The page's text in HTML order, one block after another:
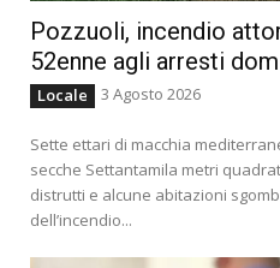
Pozzuoli, incendio
52enne agli arresti
Locale 3 Agosto 2026
Sette ettari di macchia
secche Settantamila metri
distrutti e alcune abitazioni
dell’incendio...